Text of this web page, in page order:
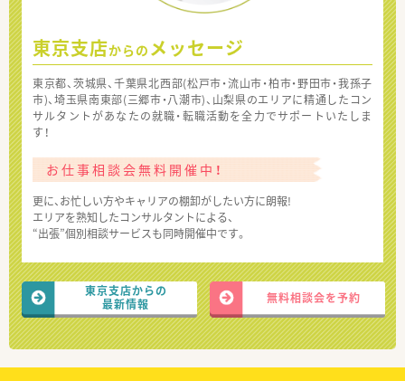
東京支店からの メッセージ
東京都、茨城県、千葉県北西部(松戸市・流山市・柏市・野田市・我孫子
市)、埼玉県南東部(三郷市・八潮市)、山梨県のエリアに精通したコン
サルタントがあなたの就職・転職活動を全力でサポートいたしま
す！
お仕事相談会無料開催中！
更に、お忙しい方やキャリアの棚卸がしたい方に朗報!
エリアを熟知したコンサルタントによる、
“出張”個別相談サービスも同時開催中です。
東京支店からの
最新情報
無料相談会を予約